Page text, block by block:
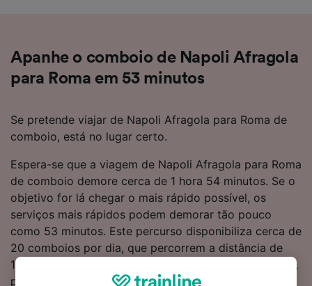
Apanhe o comboio de Napoli Afragola
para Roma em 53 minutos
Se pretende viajar de Napoli Afragola para Roma de
comboio, está no lugar certo.
Espera-se que a viagem de Napoli Afragola para Roma
de comboio demore cerca de 1 hora 54 minutos. Se o
objetivo for lá chegar o mais rápido possível, os
serviços mais rápidos podem demorar tão pouco
como 53 minutos. Este percurso disponibiliza cerca de
20 comboios por dia, que percorrem a distância de
188 km. Quando estiver a bordo de um dos comboios,
pode sentar-se e relaxar, sendo que não precisará de